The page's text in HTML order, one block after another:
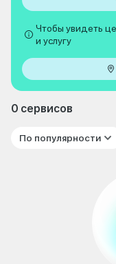
Чтобы увидеть
и услугу
0 сервисов
По популярности